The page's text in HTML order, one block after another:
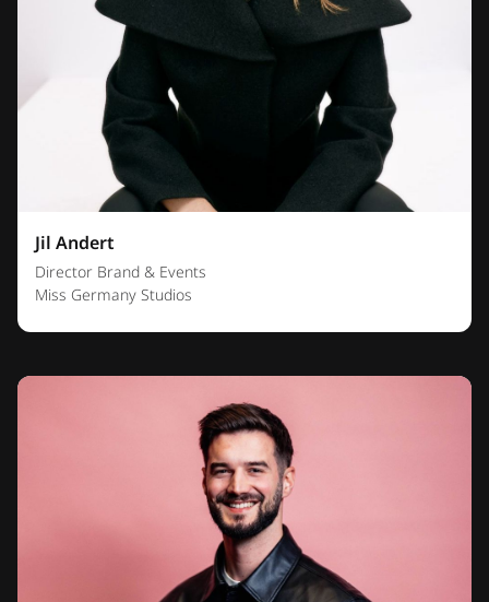
Jil Andert
Director Brand & Events
Miss Germany Studios